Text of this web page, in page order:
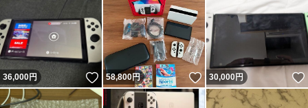
36,000円 いいね！
58,800円 いいね！
30,000円